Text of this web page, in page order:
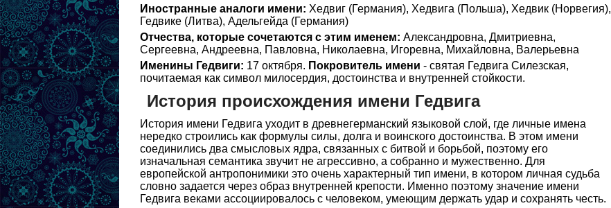
Иностранные аналоги имени: Хедвиг (Германия), Хедвига (Польша), Хедвик (Норвегия),
Гедвике (Литва), Адельгейда (Германия)
Отчества, которые сочетаются с этим именем: Александровна, Дмитриевна,
Сергеевна, Андреевна, Павловна, Николаевна, Игоревна, Михайловна, Валерьевна
Именины Гедвиги: 17 октября. Покровитель имени - святая Гедвига Силезская,
почитаемая как символ милосердия, достоинства и внутренней стойкости.
История происхождения имени Гедвига
История имени Гедвига уходит в древнегерманский языковой слой, где личные имена
нередко строились как формулы силы, долга и воинского достоинства. В этом имени
соединились два смысловых ядра, связанных с битвой и борьбой, поэтому его
изначальная семантика звучит не агрессивно, а собранно и мужественно. Для
европейской антропонимики это очень характерный тип имени, в котором личная судьба
словно задается через образ внутренней крепости. Именно поэтому значение имени
Гедвига веками ассоциировалось с человеком, умеющим держать удар и сохранять честь.